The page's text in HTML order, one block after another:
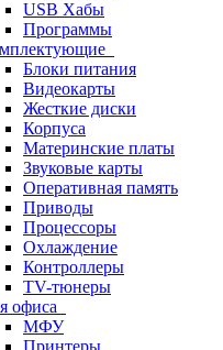
USB Хабы
Программы
Блоки питания
Видеокарты
Жесткие диски
Корпуса
Материнские платы
Звуковые карты
Оперативная память
Приводы
Процессоры
Охлаждение
Контроллеры
TV-тюнеры
офиса
МФУ
Принтеры